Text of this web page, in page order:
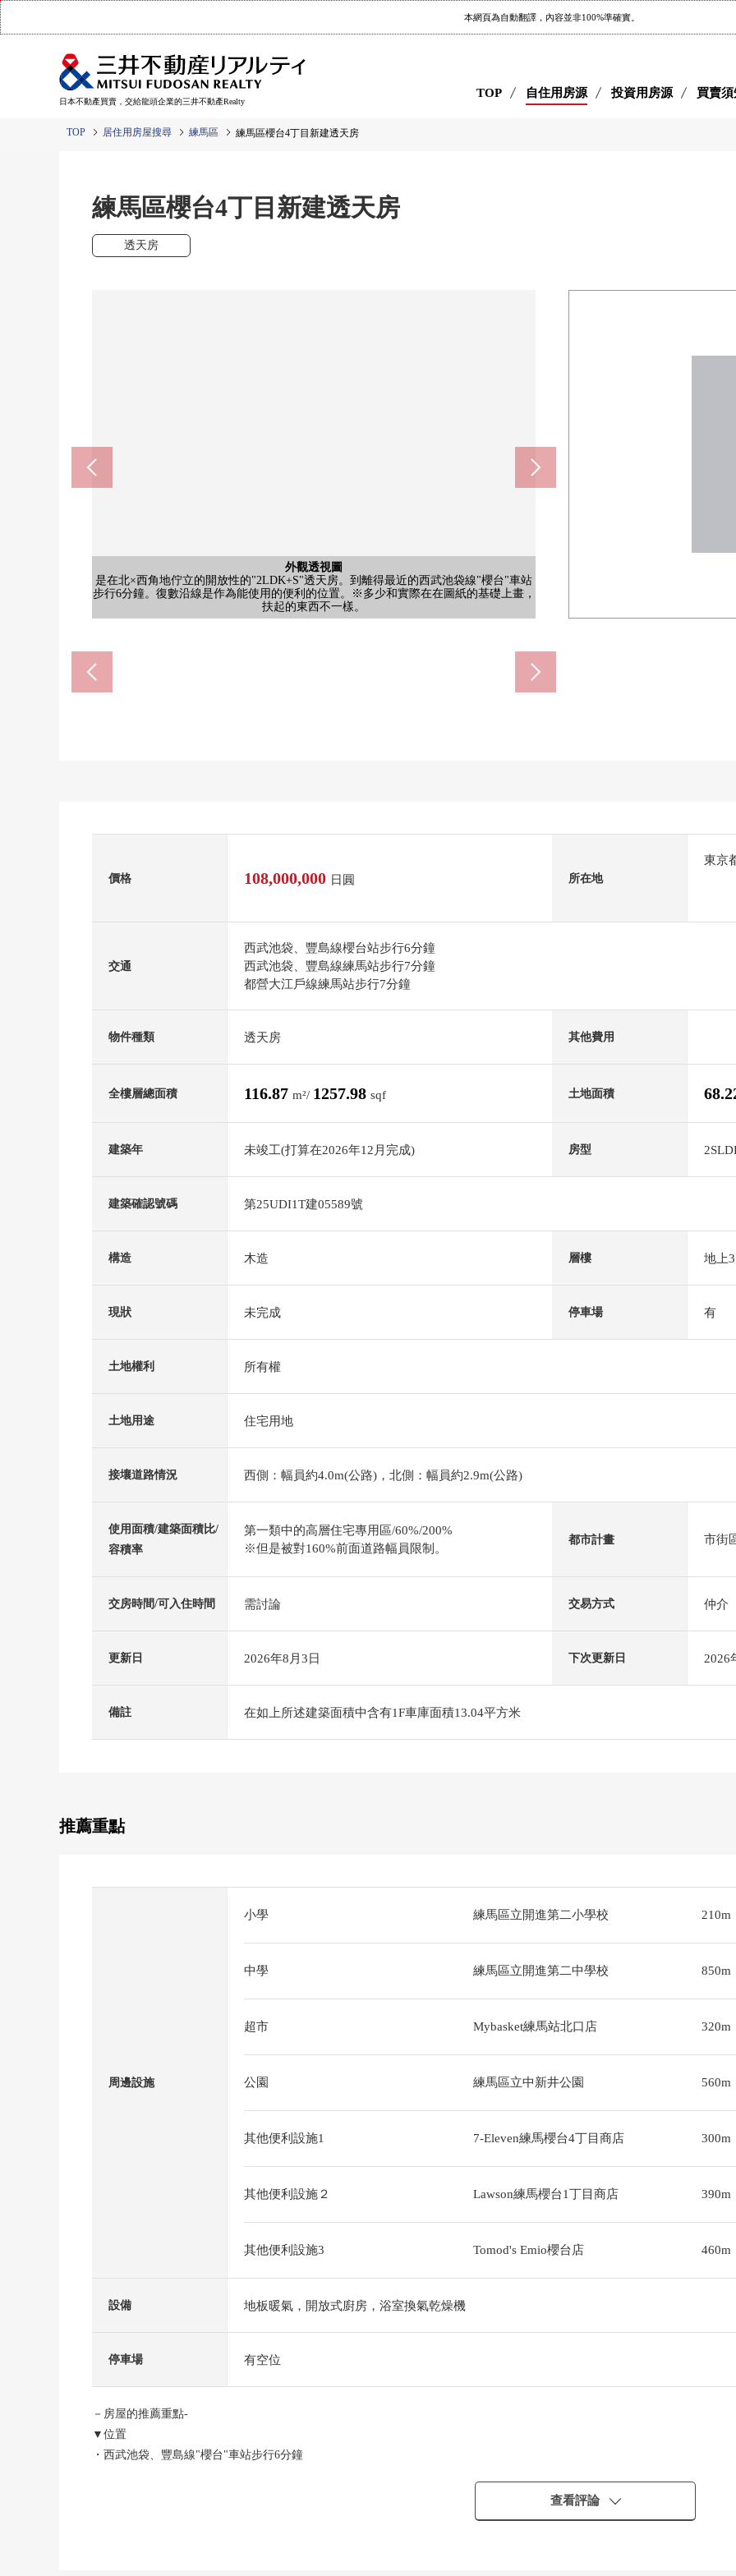
本網頁為自動翻譯，內容並非100%準確實。
日本不動產買賣，交給龍頭企業的三井不動產Realty
TOP 自住用房源 投資用房源 買賣須
TOP 居住用房屋搜尋 練馬區 練馬區櫻台4丁目新建透天房
練馬區櫻台4丁目新建透天房
透天房
外觀透視圖
是在北×西角地佇立的開放性的"2LDK+S"透天房。到離得最近的西武池袋線"櫻台"車站
步行6分鐘。復數沿線是作為能使用的便利的位置。※多少和實際在在圖紙的基礎上畫，
扶起的東西不一樣。
其他當地
被在隱私考慮的2樓LDK，有約18.8張塌塌米舒適的空間。放餐廳安排或者沙發，好像能
享受室內裝飾。關於包括南側在內的3面采光，陽光充分灌。
其他當地
收納被為2樓LDK設定。文具以及醫藥品，工具總結能把家族用共有使用的項目收拾起
來，便利。客餐廳部分有地板暖氣，并且也能舒適地渡過冬天。
其他當地
能進出2樓LDK的掃出窗的朝西的陽台被設置。不僅曬洗的衣物而且好像也能作為垃圾的
仮置kiya改換心情的空間利用。
其他當地
超過全居室2面采光超過.0張塌塌米&6的家。在北×西角地，爽風吹過。是步行7分鐘的
範圍以內擁有便利店以及超市，小學的廣泛的家庭容易渡過的區域。
其他當地
會話興奮起來的開放式廚房有能把加工貯藏食品以及消耗品收拾起來的可動的擱板。同
時地能烹調的玻璃TOP 3份爐子被采用。內置食器洗淨乾燥機、凈水器型淋浴栓被搭
載，機能性。
其他當地
浴室泡在熱水裡面用1616尺寸舒適地，癒好像由於疲勞瘦。熱水難以冷掉的斷熱浴缸以
及節水淋浴頭被采用。有也能使洗的衣物到雨的日，乾燥的浴室暖氣烘乾機。
含有前面道路的外觀
3面鏡子式樣的有淋浴的盥洗台被在洗臉，脫衣服的室設置(LED照明、鏡子有陰結尾
Court)。在1具洗臉盤子型櫃台，保養是簡單。
其他當地
廁所被在1.3樓的2個地方安置，也能無多心而來客時候以及忙的時間段使用。冬天作為
舒適的溫水衝洗班次座次。功率除異味的功能被搭載，好像能減輕在意的味道。
其他當地
甚至不在時能收到行李的宅配保管櫃被設置。不在意發送時間，能無多心而出去。請隨
便詢問設備的詳細。
其他當地
兩個西式房間被在3樓匯集。能舒適地渡過私人的時間分成兩份，是類型。好像卧室以及
書齋，兒童起居室根據家族的生活方式建成各種各樣的用法。
含有前面道路的外觀
約5.0張塌塌米儲藏室在1樓。舒服，并且好像也用2面采光作為愛好以及遠距工作，家務
等的空間視為好東西。有壁櫥，并且能收藏衣服或者小東西。
含有前面道路的外觀
約7.8張塌塌米西式房間有WIC。就這樣能把在朝西的陽台曬的洗的衣物收拾起來。不僅
衣服而且，能和感覺清醒收藏也飛翔距離情況以及季節家電，戶外用品。
含有前面道路的外觀
門口不僅門口收納而且有SIC。可以衣服、雨具、嬰兒車等的在屋外使用的項目的保管。
門口門，防止犯罪性支持施解錠高高順利的非接觸鍵。
含有前面道路的外觀
有門口直通的車庫(出自車型的)，也難以到雨的日濕掉，舒適。即使地鐵、汽車任何一
方面的交通工具主要也容易移動。在休息的日，能享受在家族各位也出遠門開車兜風。
含有前面道路的外觀
是Low-E復數層玻璃(斷熱型)被窗玻璃做挑選的家。外壁有高的絕熱性、耐久性、隔音性
的側線被采用，舒服的生活實現。
含有前面道路的外觀
前面道路幅員是北側約2.9m、西側約4.0m。因為沒面向大的道路不比較在意汽車的引擎
音所以而好像能渡過。請在當地確認實際的交通量以及道路狀況。
Mybasket練馬站北口店(約320m)
便於每天的購物的超市。新鮮食品、調料、酒、日用品被辦理。因為營業時間長所以也
容易順路去工作回來。/營業時間從8:00到24:00。
7-Eleven練馬櫻台4丁目商店(約300m)
自助收銀台被在ATM、多復印機設置的便利店。盒飯、糕點、酒被辦理。小肚子離房屋
近空出來的時候以及日用品的為添購而好像也能隨便順路去。/24時間營業。
Lawson練馬櫻台1丁目商店(約390m)
商店裡面的廚房被設置的便利店。在想到了ATM的利用或者公用事業費的支付的時候，
在能用散步感覺順路去的距離有。可信用卡、電子貨幣·條形碼結算。/24時間營業。
Tomod's Emio櫻台店(約460m)
關於配藥藥店併設店鋪，在購物順便可以藥的領取。/店鋪營業時間從9:00到22:00。配藥
藥店營業時間(月～錢)從10:00到19:00，星期六/星期日·節假日，停業。
練馬區立開進第二小學校(約210m)
在孩子容易上學6年的距離有，監護人的也容易在學校活動的情況下走路。在HP，上課
或者儀式等的樣子被有照片的介紹。也能確認校歌、校徽、教育目標。
練馬區立開進第二中學校(約850m)
負擔在變得用學習和興趣活動小組的兩立忙的中學生活是少的上學距離。棒球、足球、
田徑比賽、軟式網球、桌球、吹奏樂、農業、抄寫、手語、電子計算等的興趣活動小組
被設置。
價格 108,000,000 日圓 所在地
東京
交通
西武池袋、豐島線櫻台站步行6分鐘
西武池袋、豐島線練馬站步行7分鐘
都營大江戶線練馬站步行7分鐘
物件種類 透天房 其他費用
全樓層總面積 116.87 m²/ 1257.98 sqf 土地面積
建築年 未竣工(打算在2026年12月完成) 房型
建築確認號碼 第25UDI1T建05589號
構造 木造 層樓 地上
現狀 未完成 停車場 有
土地權利 所有權
土地用途 住宅用地
接壤道路情況 西側：幅員約4.0m(公路)，北側：幅員約2.9m(公路)
使用面積/建築面積比/
容積率
第一類中的高層住宅專用區/60%/200%
※但是被對160%前面道路幅員限制。
都市計畫 市街
交房時間/可入住時間 需討論 交易方式 仲介
更新日 2026年8月3日 下次更新日 2026
備註 在如上所述建築面積中含有1F車庫面積13.04平方米
推薦重點
周邊設施
小學 練馬區立開進第二小學校 210m
中學 練馬區立開進第二中學校 850m
超市 Mybasket練馬站北口店 320m
公園 練馬區立中新井公園 560m
其他便利設施1 7-Eleven練馬櫻台4丁目商店 300m
其他便利設施２ Lawson練馬櫻台1丁目商店 390m
其他便利設施3 Tomod's Emio櫻台店 460m
設備 地板暖氣，開放式廚房，浴室換氣乾燥機
停車場 有空位
－房屋的推薦重點-
▼位置
・西武池袋、豐島線"櫻台"車站步行6分鐘
查看評論